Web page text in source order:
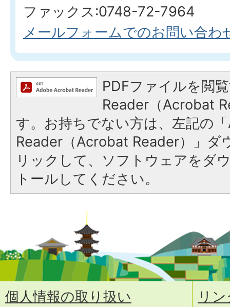
ファックス:0748-72-7964
メールフォームでのお問い合わ
PDFファイルを閲
Reader（Acrobat
す。お持ちでない方は、左記の
Reader（Acrobat Reader）」ダ
リックして、ソフトウェアをダ
トールしてください。
個人情報の取り扱い
リ